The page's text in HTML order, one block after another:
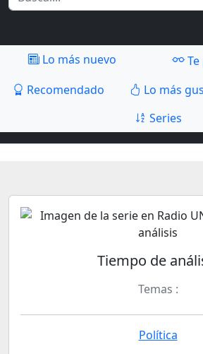
Lo más nuevo
Recomendado
Lo más
Series
Tiempo de
Temas :
Política